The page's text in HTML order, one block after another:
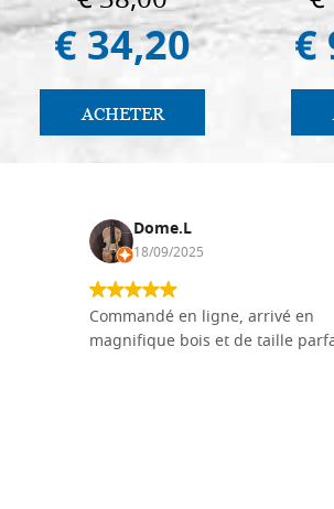
€ 34,20
ACHETER
€
Dome.L
18/09/2025
Commandé en ligne, arrivé en
magnifique bois et de taille